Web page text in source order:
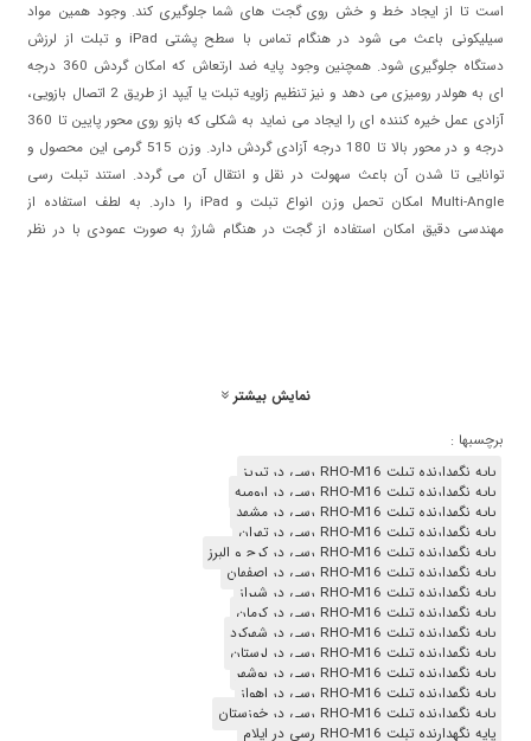
است تا از ایجاد خط و خش روی گجت های شما جلوگیری کند. وجود همین مواد
سیلیکونی باعث می شود در هنگام تماس با سطح پشتی iPad و تبلت از لرزش
دستگاه جلوگیری شود. همچنین وجود پایه ضد ارتعاش که امکان گردش 360 درجه
ای به هولدر رومیزی می دهد و نیز تنظیم زاویه تبلت یا آیپد از طریق 2 اتصال بازویی،
آزادی عمل خیره کننده ای را ایجاد می نماید به شکلی که بازو روی محور پایین تا 360
درجه و در محور بالا تا 180 درجه آزادی گردش دارد. وزن 515 گرمی این محصول و
توانایی تا شدن آن باعث سهولت در نقل و انتقال آن می گردد. استند تبلت رسی
Multi-Angle امکان تحمل وزن انواع تبلت و iPad را دارد. به لطف استفاده از
مهندسی دقیق امکان استفاده از گجت در هنگام شارژ به صورت عمودی با در نظر
Multi-angle Tablet Stand)
نمایش بیشتر
برچسبها :
پایه نگهدارنده تبلت RHO-M16 رسی در تبریز
پایه نگهدارنده تبلت RHO-M16 رسی در ارومیه
پایه نگهدارنده تبلت RHO-M16 رسی در مشهد
پایه نگهدارنده تبلت RHO-M16 رسی در تهران
پایه نگهدارنده تبلت RHO-M16 رسی در کرج و البرز
پایه نگهدارنده تبلت RHO-M16 رسی در اصفهان
پایه نگهدارنده تبلت RHO-M16 رسی در شیراز
پایه نگهدارنده تبلت RHO-M16 رسی در کرمان
پایه نگهدارنده تبلت RHO-M16 رسی در شهرکرد
پایه نگهدارنده تبلت RHO-M16 رسی در لرستان
پایه نگهدارنده تبلت RHO-M16 رسی در بوشهر
پایه نگهدارنده تبلت RHO-M16 رسی در اهواز
پایه نگهدارنده تبلت RHO-M16 رسی در خوزستان
پایه نگهدارنده تبلت RHO-M16 رسی در ایلام